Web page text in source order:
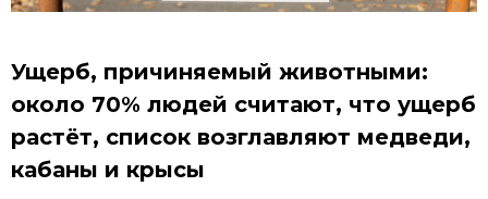
Путеводитель по Японии
Фото/Видео
Ущерб, причиняемый животными:
около 70% людей считают, что ущерб
растёт, список возглавляют медведи,
кабаны и крысы